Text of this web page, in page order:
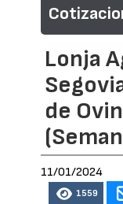
Lonja
de
11/01/2024
1559